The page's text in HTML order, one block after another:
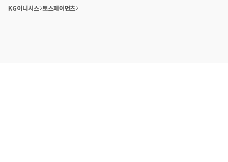
KG이니시스 토스페이먼츠